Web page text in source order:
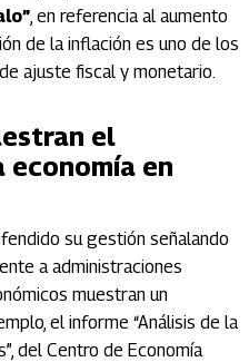
, en referencia al aumento
de la inflación es uno de los
ajuste fiscal y monetario.
el
en
su gestión señalando
a administraciones
muestran un
el informe “Análisis de la
del Centro de Economía